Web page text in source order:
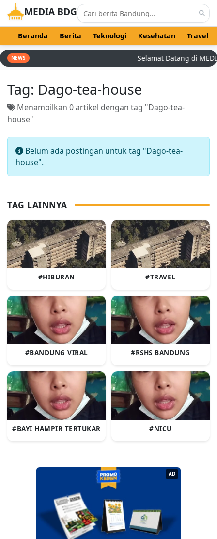
MEDIA BDG
Beranda Berita Teknologi Kesehatan Travel
NEWS Selamat Datang di
Tag: Dago-tea-house
Menampilkan 0 artikel dengan tag "Dago-tea-
house"
Belum ada postingan untuk tag "Dago-tea-
house".
TAG LAINNYA
#HIBURAN #TRAVEL
#BANDUNG VIRAL #RSHS BANDUNG
#BAYI HAMPIR TERTUKAR #NICU
AD